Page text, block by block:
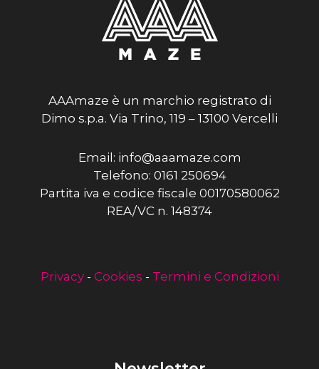
AAAmaze è un marchio registrato di
Dimo s.p.a. Via Trino, 119 – 13100 Vercelli
Email: info@aaamaze.com
Telefono: 0161 250694
Partita iva e codice fiscale 00170580062
REA/VC n. 148374
Privacy- Cookies - Termini e Condizioni